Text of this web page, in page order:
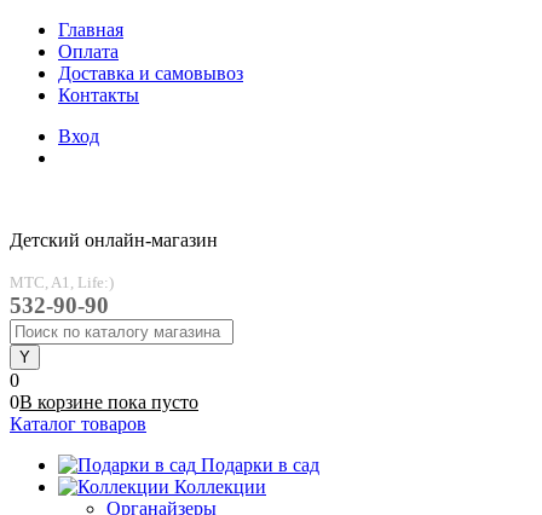
Главная
Оплата
Доставка и самовывоз
Контакты
Вход
Детский онлайн-магазин
MTC, A1, Life:)
532-90-90
0
0В корзине пока пусто
Каталог товаров
Подарки в сад
Коллекции
Органайзеры